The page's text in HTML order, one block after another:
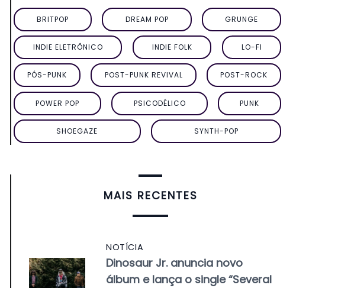
BRITPOP DREAM POP GRUNGE
INDIE ELETRÔNICO INDIE FOLK LO-FI
PÓS-PUNK POST-PUNK REVIVAL POST-ROCK
POWER POP PSICODÉLICO PUNK
SHOEGAZE SYNTH-POP
MAIS RECENTES
NOTÍCIA
Dinosaur Jr. anuncia novo
álbum e lança o single “Several